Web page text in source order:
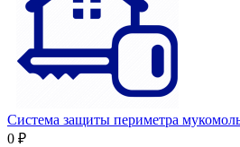
Система защиты периметра
0 ₽